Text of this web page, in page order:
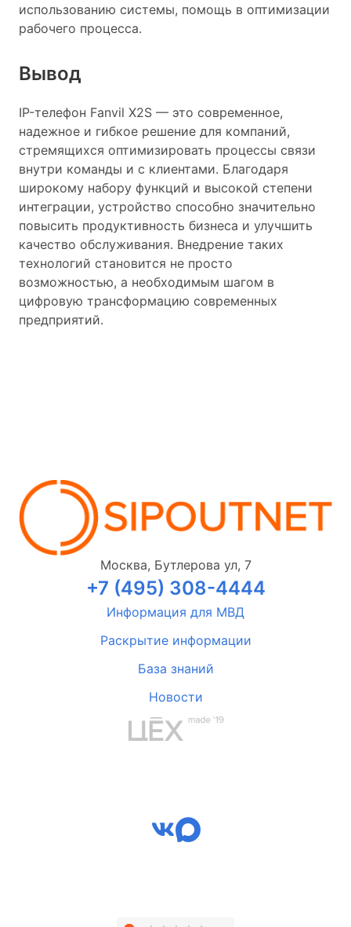
использованию системы, помощь в оптимизации
рабочего процесса.
Вывод
IP-телефон Fanvil X2S — это современное,
надежное и гибкое решение для компаний,
стремящихся оптимизировать процессы связи
внутри команды и с клиентами. Благодаря
широкому набору функций и высокой степени
интеграции, устройство способно значительно
повысить продуктивность бизнеса и улучшить
качество обслуживания. Внедрение таких
технологий становится не просто
возможностью, а необходимым шагом в
цифровую трансформацию современных
предприятий.
Москва, Бутлерова ул, 7
+7 (495) 308-4444
Информация для МВД
Раскрытие информации
База знаний
Новости